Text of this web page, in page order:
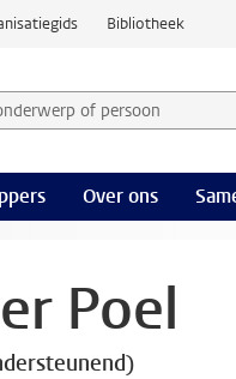
Bibliotheek
of persoon
Over ons
Poel